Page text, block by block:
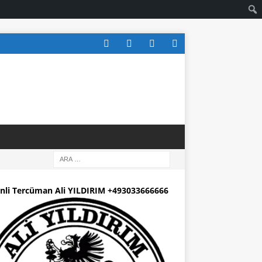
Tercüman Ali YILDIRIM +493033666666